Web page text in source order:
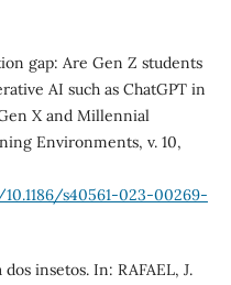
gap: Are Gen Z students
AI such as ChatGPT in
X and Millennial
Environments, v. 10,
s40561-023-00269-
insetos. In: RAFAEL, J.